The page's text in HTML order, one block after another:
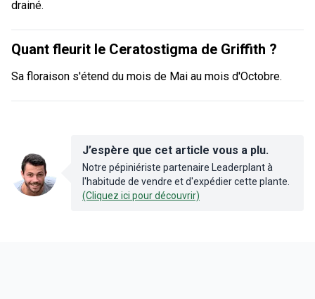
drainé.
Quant fleurit le Ceratostigma de Griffith ?
Sa floraison s'étend du mois de Mai au mois d'Octobre.
J’espère que cet article vous a plu.
Notre pépiniériste partenaire Leaderplant à
l'habitude de vendre et d'expédier cette plante.
(Cliquez ici pour découvrir)